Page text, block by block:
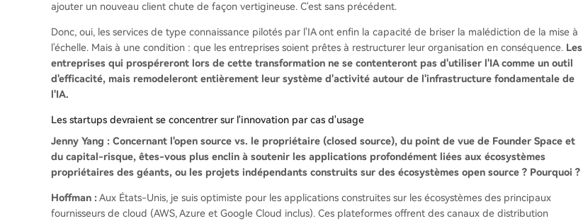
ajouter un nouveau client chute de façon vertigineuse. C'est sans précédent.
Donc, oui, les services de type connaissance pilotés par l'IA ont enfin la capacité de briser la malédiction de la mise à
l'échelle. Mais à une condition : que les entreprises soient prêtes à restructurer leur organisation en conséquence. Les
entreprises qui prospéreront lors de cette transformation ne se contenteront pas d'utiliser l'IA comme un outil
d'efficacité, mais remodeleront entièrement leur système d'activité autour de l'infrastructure fondamentale de
l'IA.
Les startups devraient se concentrer sur l'innovation par cas d'usage
Jenny Yang : Concernant l'open source vs. le propriétaire (closed source), du point de vue de Founder Space et
du capital-risque, êtes-vous plus enclin à soutenir les applications profondément liées aux écosystèmes
propriétaires des géants, ou les projets indépendants construits sur des écosystèmes open source ? Pourquoi ?
Hoffman : Aux États-Unis, je suis optimiste pour les applications construites sur les écosystèmes des principaux
fournisseurs de cloud (AWS, Azure et Google Cloud inclus). Ces plateformes offrent des canaux de distribution